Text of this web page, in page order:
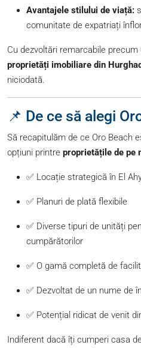
Avantajele stilului de viață:
comunitate de expatriați
Cu dezvoltări remarcabile
proprietăți imobiliare din
niciodată.
📌 De ce să alegi
Să recapitulăm de ce Oro Beach
opțiuni printre proprietățile de pe
✅ Locație strategică în El
✅ Planuri de plată flexibile
✅ Diverse tipuri de unități
cumpărătorilor
✅ O gamă completă de
✅ Dezvoltat de un nume de
✅ Potențial ridicat de venit
Indiferent dacă îți cumperi casa